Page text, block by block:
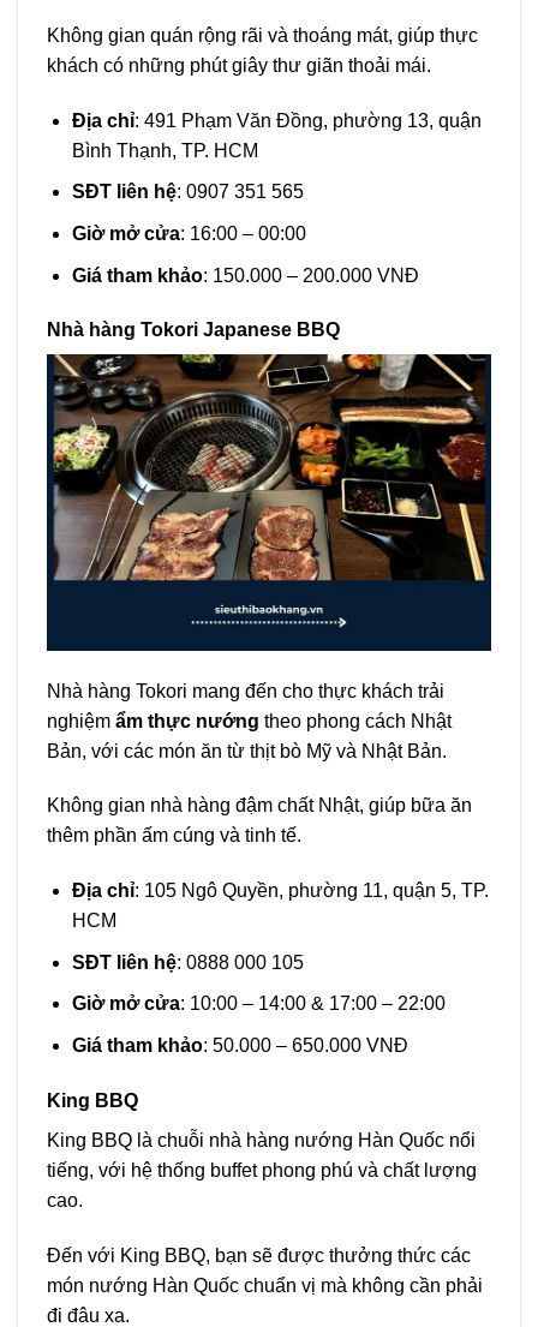
Không gian quán rộng rãi và thoáng mát, giúp thực
khách có những phút giây thư giãn thoải mái.
Địa chỉ: 491 Phạm Văn Đồng, phường 13, quận
Bình Thạnh, TP. HCM
SĐT liên hệ: 0907 351 565
Giờ mở cửa: 16:00 – 00:00
Giá tham khảo: 150.000 – 200.000 VNĐ
Nhà hàng Tokori Japanese BBQ
Nhà hàng Tokori mang đến cho thực khách trải
nghiệm ẩm thực nướng theo phong cách Nhật
Bản, với các món ăn từ thịt bò Mỹ và Nhật Bản.
Không gian nhà hàng đậm chất Nhật, giúp bữa ăn
thêm phần ấm cúng và tinh tế.
Địa chỉ: 105 Ngô Quyền, phường 11, quận 5, TP.
HCM
SĐT liên hệ: 0888 000 105
Giờ mở cửa: 10:00 – 14:00 & 17:00 – 22:00
Giá tham khảo: 50.000 – 650.000 VNĐ
King BBQ
King BBQ là chuỗi nhà hàng nướng Hàn Quốc nổi
tiếng, với hệ thống buffet phong phú và chất lượng
cao.
Đến với King BBQ, bạn sẽ được thưởng thức các
món nướng Hàn Quốc chuẩn vị mà không cần phải
đi đâu xa.